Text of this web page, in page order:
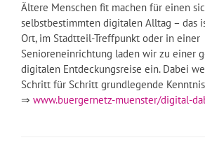
Ältere Menschen fit machen für einen
selbstbestimmten digitalen Alltag – das
Ort, im Stadtteil-Treffpunkt oder in einer
Senioreneinrichtung laden wir zu einer
digitalen Entdeckungsreise ein. Dabei
Schritt für Schritt grundlegende
⇒ www.buergernetz-muenster/digital-